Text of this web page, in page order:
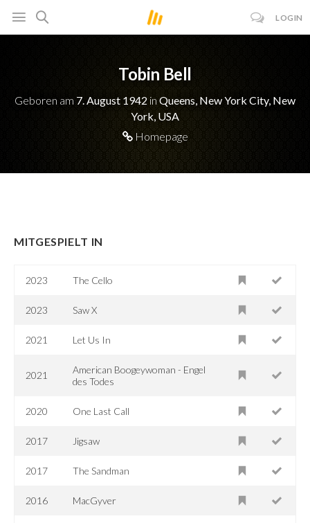
LOGIN
Tobin Bell
Geboren am 7. August 1942 in Queens, New York City, New
York, USA
Homepage
MITGESPIELT IN
2023 The Cello
2023 Saw X
2021 Let Us In
2021
American Boogeywoman - Engel
des Todes
2020 One Last Call
2017 Jigsaw
2017 The Sandman
2016 MacGyver